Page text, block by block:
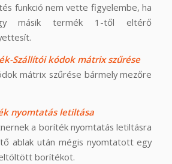
funkció nem vette figyelembe, ha
másik termék 1-től eltérő
Szállítói kódok mátrix szűrése
mátrix szűrése bármely mezőre
nyomtatás letiltása
a boríték nyomtatás letiltásra
ablak után mégis nyomtatott egy
borítékot.